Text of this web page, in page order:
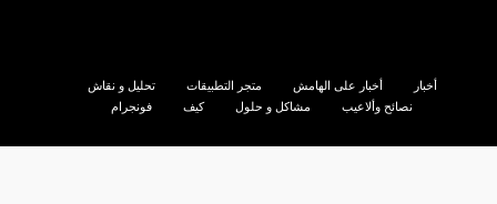
أخبار أخبار على الهامش متجر التطبيقات
تحليل و نقاش
نصائح وألاعيب
مشاكل و حلول كيف فونجرام